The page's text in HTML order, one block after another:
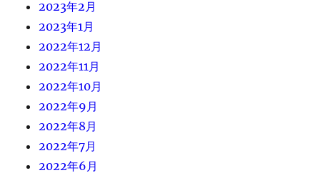
2023年2月
2023年1月
2022年12月
2022年11月
2022年10月
2022年9月
2022年8月
2022年7月
2022年6月